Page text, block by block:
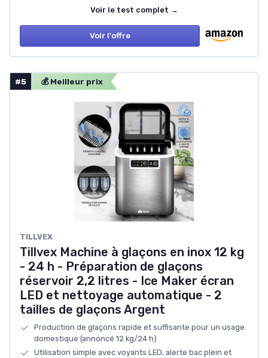
Voir le test complet →
Voir l'offre
#5 💰 Meilleur prix
TILLVEX
Tillvex Machine à glaçons en inox 12 kg
- 24 h - Préparation de glaçons
réservoir 2,2 litres - Ice Maker écran
LED et nettoyage automatique - 2
tailles de glaçons Argent
Production de glaçons rapide et suffisante pour un usage
domestique (annoncé 12 kg/24 h)
Utilisation simple avec voyants LED, alerte bac plein et